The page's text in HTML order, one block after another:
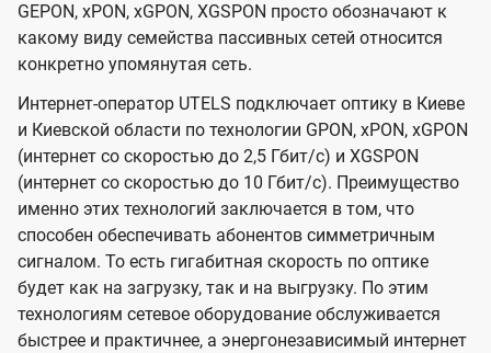
GEPON, xPON, xGPON, XGSPON просто обозначают к
какому виду семейства пассивных сетей относится
конкретно упомянутая сеть.
Интернет-оператор UTELS подключает оптику в Киеве
и Киевской области по технологии GPON, xPON, xGPON
(интернет со скоростью до 2,5 Гбит/с) и XGSPON
(интернет со скоростью до 10 Гбит/с). Преимущество
именно этих технологий заключается в том, что
способен обеспечивать абонентов симметричным
сигналом. То есть гигабитная скорость по оптике
будет как на загрузку, так и на выгрузку. По этим
технологиям сетевое оборудование обслуживается
быстрее и практичнее, а энергонезависимый интернет